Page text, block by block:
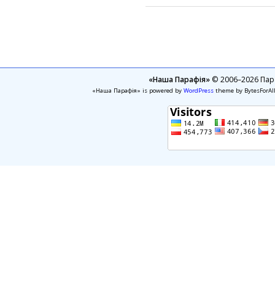
«Наша Парафія»© 2006–2026
«Наша Парафія» is powered by WordPresstheme by